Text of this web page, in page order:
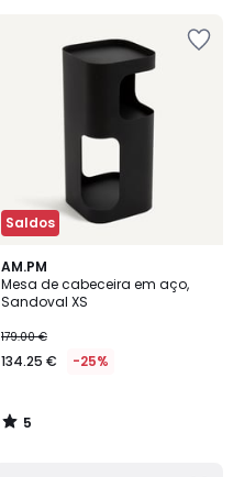
Saldos
AM.PM
Mesa de cabeceira em aço,
Sandoval XS
179.00 €
134.25 € -25%
5
/
5
5
/